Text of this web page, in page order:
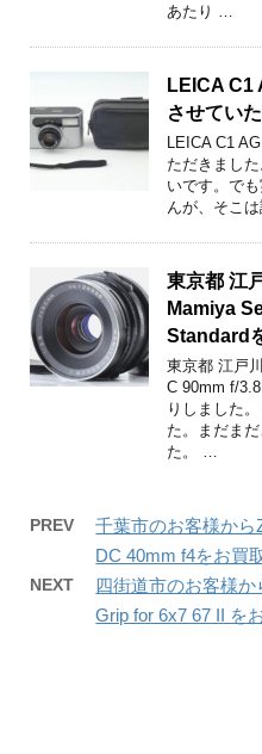
あたり …
LEICA C1
させてい
LEICA C1
ただきまし
いです。で
んが、そこは
東京都 江
Mamiya
Standard
東京都 江戸
C 90mm f/
りしました
た。まだま
た。 …
PREV
千葉市のお客様か
DC 40mm f4をお買
NEXT
四街道市のお客様か
Grip for 6x7 67 II を